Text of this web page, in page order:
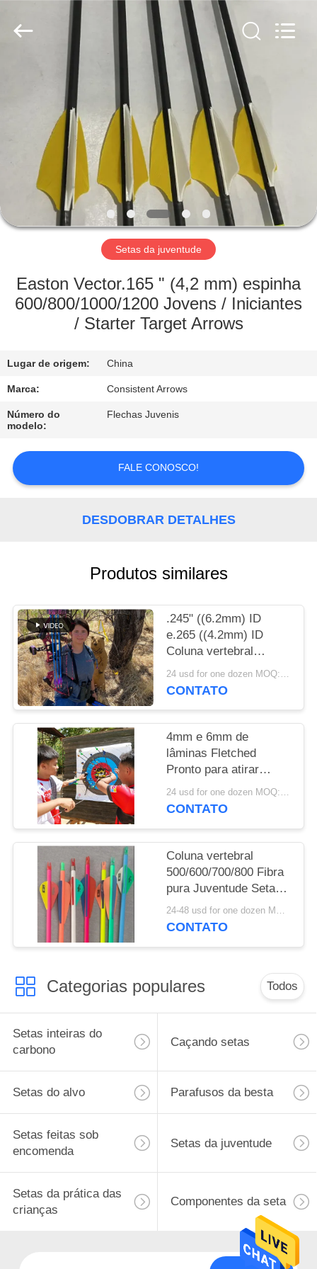
PRODUTOS
SOBRE
NÓS
EXCURSÃO
FÁBRICA
CONTROLE
QUALIDADE
CONTACTE-
PEÇA
CITAÇÕES
SITE
POLÍTICA
DE
PRIVACIDADE
Arrows.
Setas da juventude
Easton Vector.165 " (4,2 mm) espinha
600/800/1000/1200 Jovens / Iniciantes
/ Starter Target Arrows
Lugar de origem: China
Marca: Consistent Arrows
Número do
modelo:
Flechas Juvenis
FALE CONOSCO!
DESDOBRAR DETALHES
Produtos similares
.245" ((6.2mm) ID
e.265 ((4.2mm) ID
Coluna vertebral
500/600/700/800/900/1000
com 2" Vanas e penas
24 usd for one dozen MOQ:2 dúzias
CONTATO
4mm e 6mm de
lâminas Fletched
Pronto para atirar
Youth Arrow
24 usd for one dozen MOQ:2 dúzias
CONTATO
Coluna vertebral
500/600/700/800 Fibra
pura Juventude Setas
Neon Color Painting
Setas
24-48 usd for one dozen MOQ:2 dúzias
CONTATO
Categorias populares Todos
Setas inteiras do
carbono
Caçando setas
Setas do alvo Parafusos da besta
Setas feitas sob
encomenda
Setas da juventude
Setas da prática das
crianças
Componentes da seta